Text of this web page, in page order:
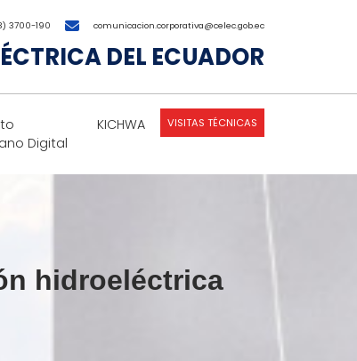
3700-190 comunicacion.corporativa@celec.gob.ec
DEL ECUADOR
Digital
KICHWA VISITAS TÉCNICAS
hidroeléctrica